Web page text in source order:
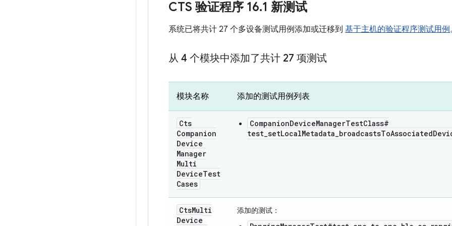
CTS 验证程序 16.1 新测试
系统已将共计 27 个多设备测试用例添加或迁移到 基于主机的验证程序测试用例
从 4 个模块中添加了共计 27 项测试
模块名称 添加的测试用例列表
Cts
Companion
Device
Manager
Multi
DeviceTest
Cases
CompanionDeviceManagerTestClass#
CtsMulti
Device
添加的测试 ：